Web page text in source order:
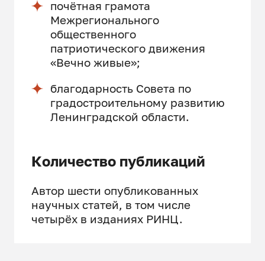
почётная грамота
Межрегионального
общественного
патриотического движения
«Вечно живые»;
благодарность Совета по
градостроительному развитию
Ленинградской области.
Количество публикаций
Автор шести опубликованных
научных статей, в том числе
четырёх в изданиях РИНЦ.